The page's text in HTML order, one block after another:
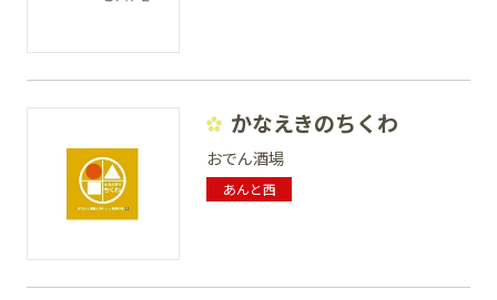
かなえきのちくわ
おでん酒場
あんと西